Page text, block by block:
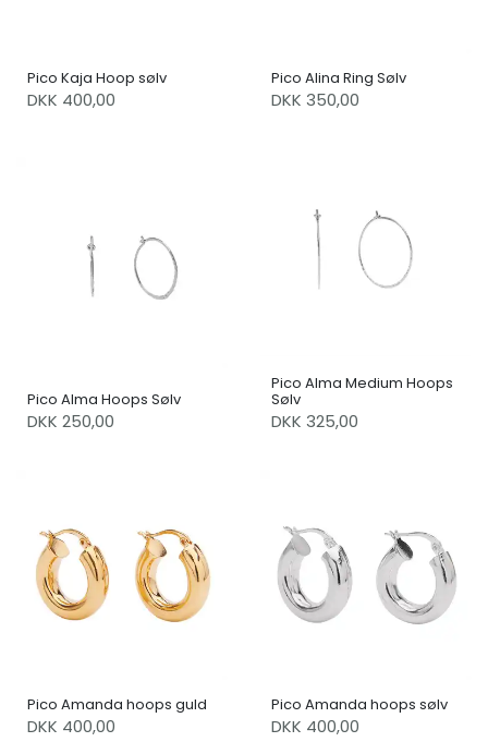
Pico Kaja Hoop sølv
DKK 400,00
Pico Alina Ring Sølv
DKK 350,00
Pico Alma Hoops Sølv
DKK 250,00
Pico Alma Medium Hoops
Sølv
DKK 325,00
Pico Amanda hoops guld
DKK 400,00
Pico Amanda hoops sølv
DKK 400,00